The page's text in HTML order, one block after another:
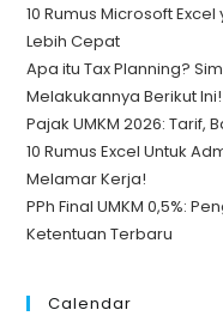
10 Rumus Microsoft
Lebih Cepat
Apa itu Tax Planning?
Melakukannya Berikut Ini!
Pajak UMKM 2026: Tarif,
10 Rumus Excel Untuk
Melamar Kerja!
PPh Final UMKM 0,5%:
Ketentuan Terbaru
Calendar